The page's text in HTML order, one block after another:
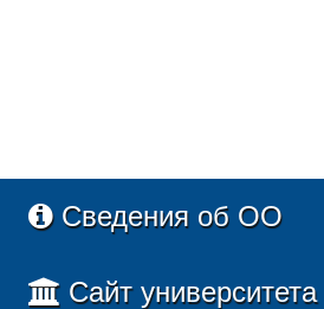
Сведения об ОО
Сайт университета